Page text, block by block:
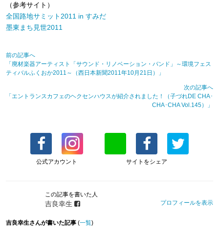
（参考サイト）
全国路地サミット2011 in すみだ
墨東まち見世2011
前の記事へ
「廃材楽器アーティスト「サウンド・リノベーション・バンド」～環境フェス
ティバルふくおか2011～（西日本新聞2011年10月21日）」
次の記事へ
「エントランスカフェのヘクセンハウスが紹介されました！（子づれDE CHA･
CHA･CHA Vol.145）」
公式アカウント サイトをシェア
この記事を書いた人
吉良幸生 プロフィールを表示
吉良幸生さんが書いた記事 (一覧)